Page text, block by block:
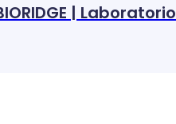
| Laboratorio